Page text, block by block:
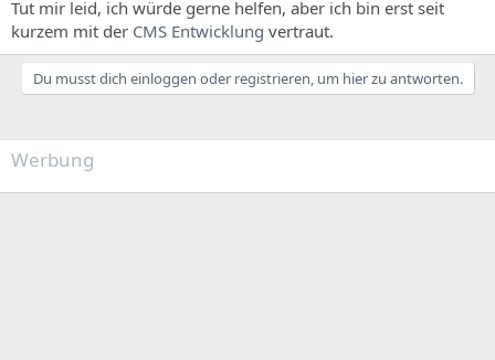
Tut mir leid, ich würde gerne helfen, aber ich bin erst seit
kurzem mit der CMS Entwicklung vertraut.
Du musst dich einloggen oder registrieren, um hier zu antworten.
Werbung